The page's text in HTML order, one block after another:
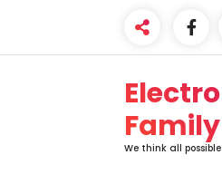
Electro
Family
We think all possible